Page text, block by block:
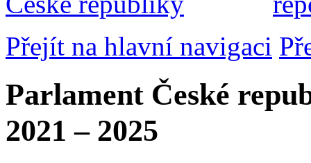
Přejít na hlavní navigaci
Parlament České
2021 – 2025